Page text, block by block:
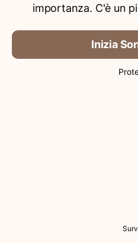
importanza. C'è un
Inizia